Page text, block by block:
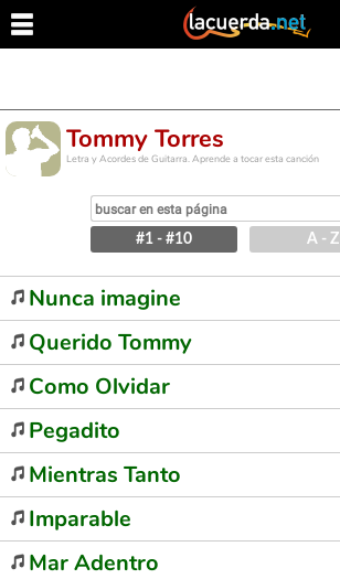
Tommy Torres
Letra y Acordes de Guitarra. Aprende a tocar esta canción
#1 - #10 A - Z
Nunca imagine
Querido Tommy
Como Olvidar
Pegadito
Mientras Tanto
Imparable
Mar Adentro